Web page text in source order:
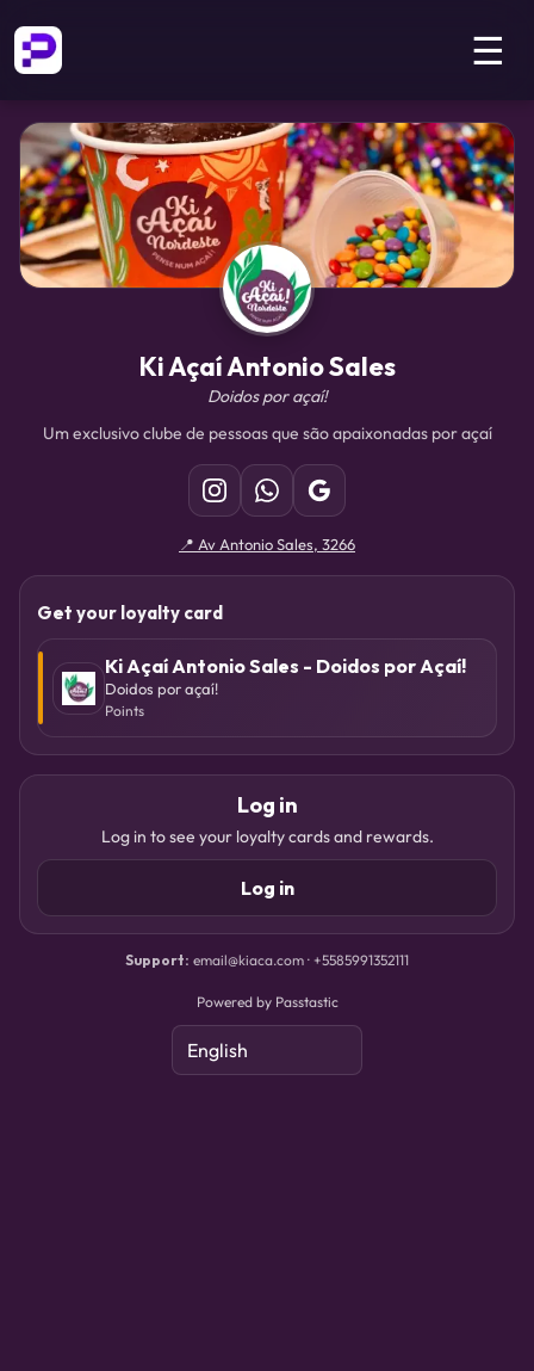
☰
Ki Açaí Antonio Sales
Doidos por açaí!
Um exclusivo clube de pessoas que são apaixonadas por açaí
📍 Av Antonio Sales, 3266
Get your loyalty card
Ki Açaí Antonio Sales - Doidos por Açaí!
Doidos por açaí!
Points
Log in
Log in to see your loyalty cards and rewards.
Log in
Support: email@kiaca.com · +5585991352111
Powered by Passtastic